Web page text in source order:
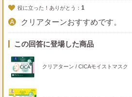
役に立った！ありがとう： 1
クリアターンおすすめです。
この回答に登場した商品
クリアターン / CICAモイストマスク